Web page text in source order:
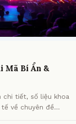
Mã Bí Ẩn &
chi tiết, số liệu khoa
về chuyên đề